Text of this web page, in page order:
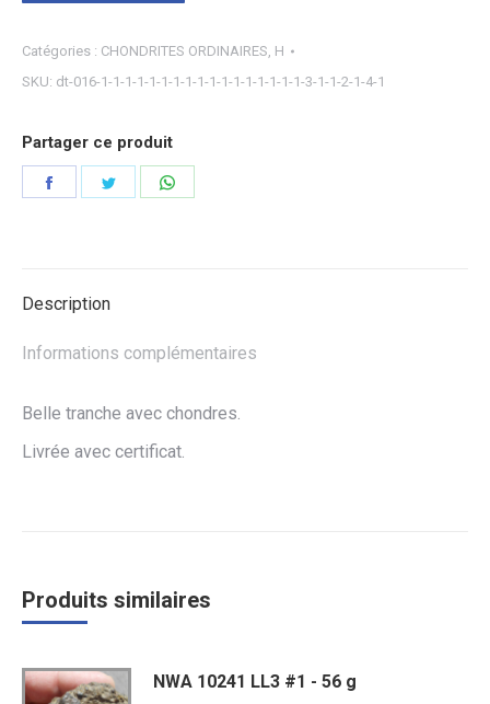
Catégories : CHONDRITES ORDINAIRES H
SKU: dt-016-1-1-1-1-1-1-1-1-1-1-1-1-1-1-1-1-1-3-1-1-2-1-4-1
Partager ce produit
Partager Partager
Description
Informations complémentaires
Belle tranche avec chondres.
Livrée avec certificat.
Produits similaires
NWA 10241 LL3 #1 - 56 g